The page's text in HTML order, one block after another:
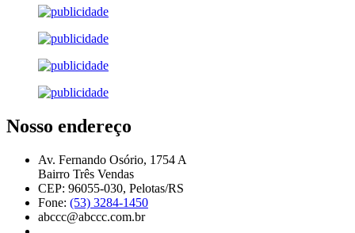
Nosso endereço
Av. Fernando Osório, 1754 A
Bairro Três Vendas
CEP: 96055-030, Pelotas/RS
Fone: (53) 3284-1450
abccc@abccc.com.br